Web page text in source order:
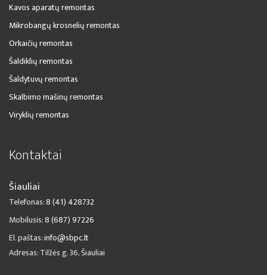
Kavos aparatų remontas
Mikrobangų krosnelių remontas
Orkaičių remontas
Šaldiklių remontas
Šaldytuvų remontas
Skalbimo mašinų remontas
Viryklių remontas
Kontaktai
Šiauliai
Telefonas:8 (41) 428732
Mobilusis:8 (687) 97226
El. paštas:info@sbpc.lt
Adresas: Tilžės g. 36, Šiauliai